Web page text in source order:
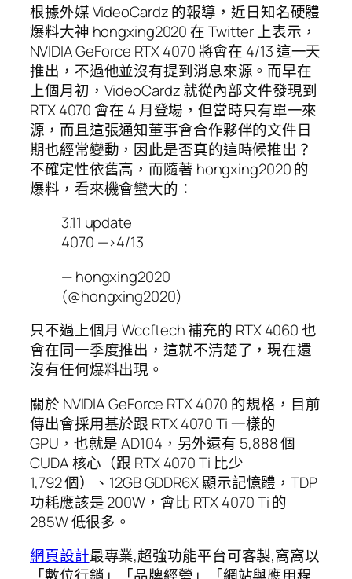
根據外媒 VideoCardz 的報導，近日知名硬體
爆料大神 hongxing2020 在 Twitter 上表示，
NVIDIA GeForce RTX 4070 將會在 4/13 這一天
推出，不過他並沒有提到消息來源。而早在
上個月初，VideoCardz 就從內部文件發現到
RTX 4070 會在 4 月登場，但當時只有單一來
源，而且這張通知董事會合作夥伴的文件日
期也經常變動，因此是否真的這時候推出？
不確定性依舊高，而隨著 hongxing2020 的
爆料，看來機會蠻大的：
3.11 update
4070 —>4/13
— hongxing2020
(@hongxing2020)
只不過上個月 Wccftech 補充的 RTX 4060 也
會在同一季度推出，這就不清楚了，現在還
沒有任何爆料出現。
關於 NVIDIA GeForce RTX 4070 的規格，目前
傳出會採用基於跟 RTX 4070 Ti 一樣的
GPU，也就是 AD104，另外還有 5,888 個
CUDA 核心（跟 RTX 4070 Ti 比少
1,792 個）、12GB GDDR6X 顯示記憶體，TDP
功耗應該是 200W，會比 RTX 4070 Ti 的
285W 低很多。
網頁設計最專業,超強功能平台可客製,窩窩以